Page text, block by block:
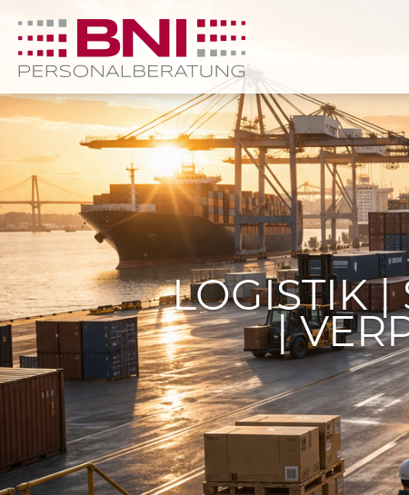
LOGISTIK
|